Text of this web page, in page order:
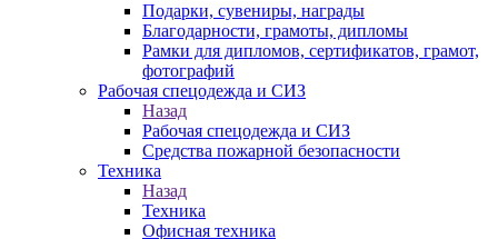
Подарки, сувениры, награды
Благодарности, грамоты, дипломы
Рамки для дипломов, сертификатов, грамот,
фотографий
Рабочая спецодежда и СИЗ
Назад
Рабочая спецодежда и СИЗ
Средства пожарной безопасности
Техника
Назад
Техника
Офисная техника